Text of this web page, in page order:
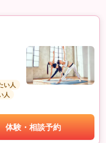
い人
人
体験・相談予約